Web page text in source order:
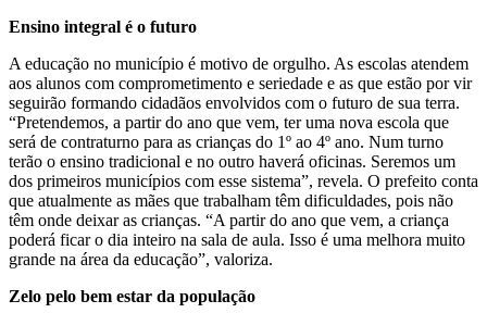
Ensino integral é o futuro
A educação no município é motivo de orgulho. As escolas atendem
aos alunos com comprometimento e seriedade e as que estão por vir
seguirão formando cidadãos envolvidos com o futuro de sua terra.
“Pretendemos, a partir do ano que vem, ter uma nova escola que
será de contraturno para as crianças do 1º ao 4º ano. Num turno
terão o ensino tradicional e no outro haverá oficinas. Seremos um
dos primeiros municípios com esse sistema”, revela. O prefeito conta
que atualmente as mães que trabalham têm dificuldades, pois não
têm onde deixar as crianças. “A partir do ano que vem, a criança
poderá ficar o dia inteiro na sala de aula. Isso é uma melhora muito
grande na área da educação”, valoriza.
Zelo pelo bem estar da população